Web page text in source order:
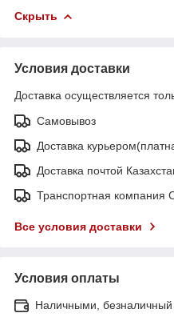
Скрыть
Условия доставки
Доставка осуществляется
Самовывоз
Доставка
Доставка почтой
Транспортная компания
Все условия доставки
Условия оплаты
Наличными, безналичный